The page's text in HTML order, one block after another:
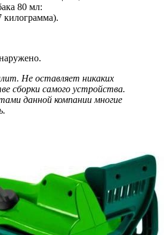
80 мл:
килограмма).
Не оставляет никаких
сборки самого устройства.
данной компании многие